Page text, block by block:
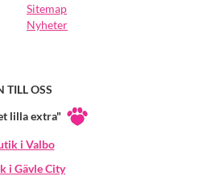
Sitemap
Nyheter
TILL OSS
lilla extra"
i Valbo
i Gävle City